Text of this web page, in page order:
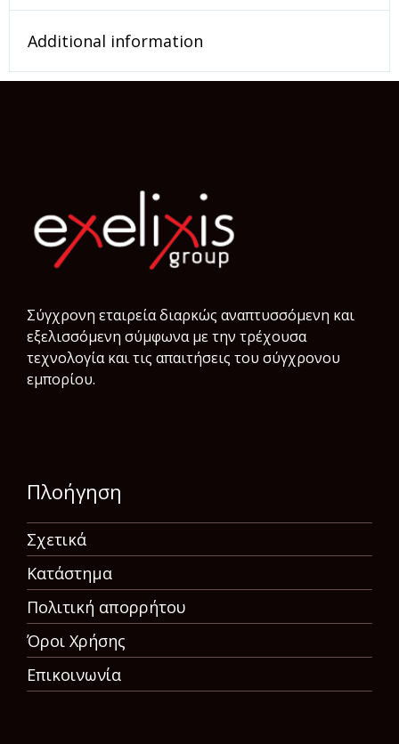
Additional information
Σύγχρονη εταιρεία διαρκώς αναπτυσσόμενη και
εξελισσόμενη σύμφωνα µε την τρέχουσα
τεχνολογία και τις απαιτήσεις του σύγχρονου
εμπορίου.
Πλοήγηση
Σχετικά
Κατάστημα
Πολιτική απορρήτου
Όροι Χρήσης
Επικοινωνία